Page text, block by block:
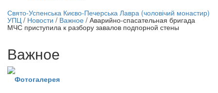
трансляция | 12 сентября
трансляции
Свято-Успенська Києво-Печерська Лавра (чоловічий монастир)
УПЦ / Новости / Важное / Аварийно-спасательная бригада
МЧС приступила к разбору завалов подпорной стены
Важное
Фотогалерея